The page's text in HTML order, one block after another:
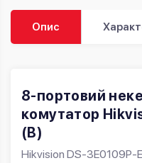
Опис
8-портовий
комутатор
(B)
Hikvision DS-3E0109P-